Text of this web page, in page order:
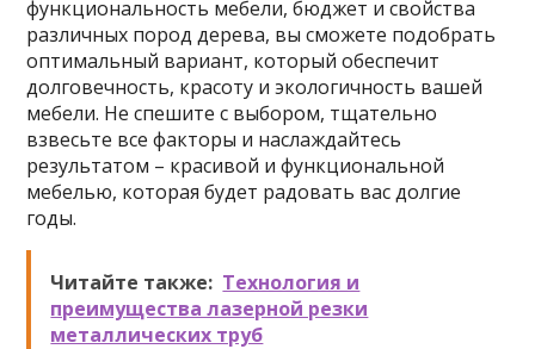
функциональность мебели, бюджет и свойства
различных пород дерева, вы сможете подобрать
оптимальный вариант, который обеспечит
долговечность, красоту и экологичность вашей
мебели. Не спешите с выбором, тщательно
взвесьте все факторы и наслаждайтесь
результатом – красивой и функциональной
мебелью, которая будет радовать вас долгие
годы.
Читайте также: Технология и
преимущества лазерной резки
металлических труб